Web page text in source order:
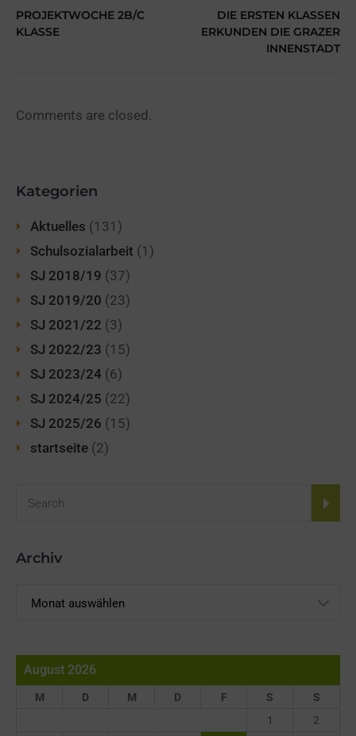
PROJEKTWOCHE 2B/C
KLASSE
DIE ERSTEN KLASSEN
ERKUNDEN DIE GRAZER
INNENSTADT
Comments are closed.
Kategorien
Aktuelles (131)
Schulsozialarbeit (1)
SJ 2018/19 (37)
SJ 2019/20 (23)
SJ 2021/22 (3)
SJ 2022/23 (15)
SJ 2023/24 (6)
SJ 2024/25 (22)
SJ 2025/26 (15)
startseite (2)
Archiv
Archiv
August 2026
M D M D F S
S
1
2